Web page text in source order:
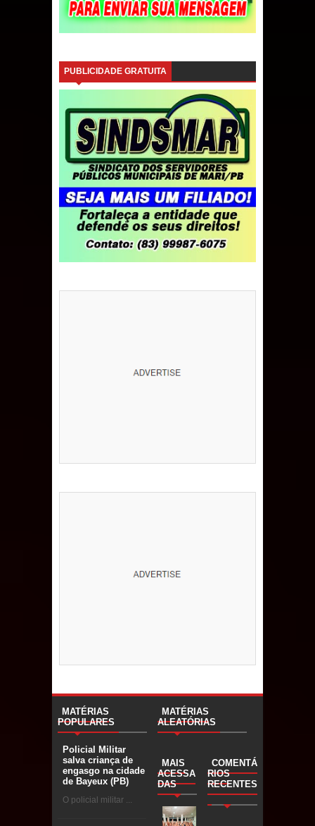
PUBLICIDADE GRATUITA
MATÉRIAS
POPULARES
Policial Militar
salva criança de
engasgo na cidade
de Bayeux (PB)
O policial militar ...
MATÉRIAS
ALEATÓRIAS
MAIS
ACESSA
DAS
COMENTÁ
RIOS
RECENTES